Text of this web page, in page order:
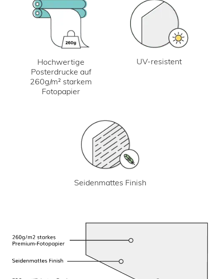
Hochwertige
Posterdrucke auf
260g/m² starkem
Fotopapier
UV-resistent
Seidenmattes Finish